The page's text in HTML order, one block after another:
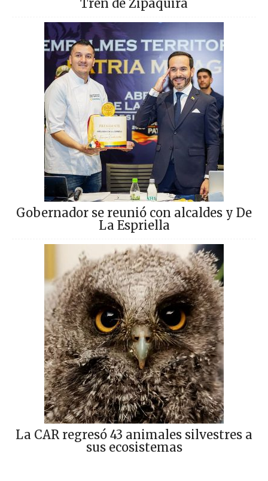
Tren de Zipaquirá
Gobernador se reunió con alcaldes y De
La Espriella
La CAR regresó 43 animales silvestres a
sus ecosistemas